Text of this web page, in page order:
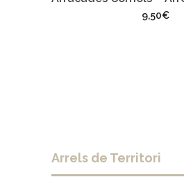
9,50€
Arrels de Territori